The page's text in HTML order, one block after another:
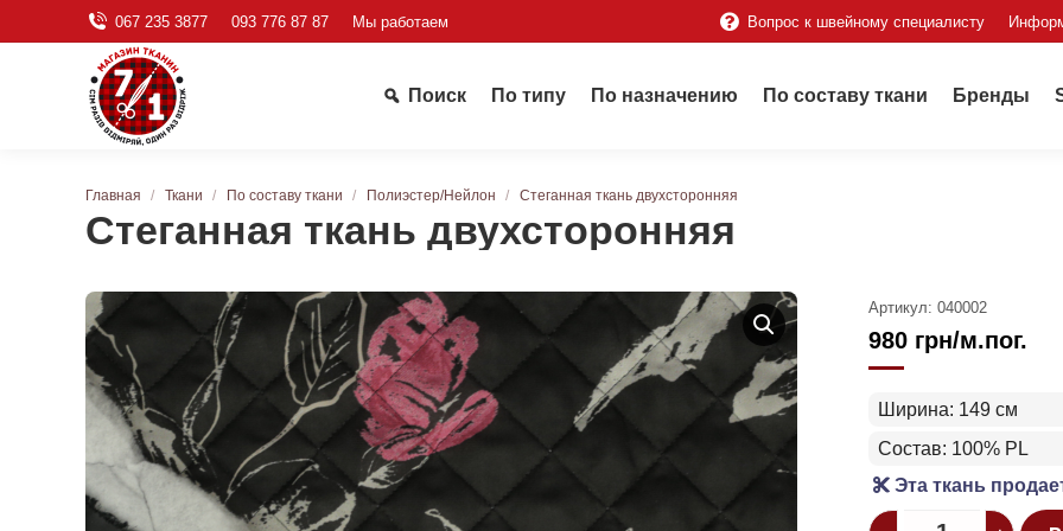
067 235 3877 093 776 87 87 Мы работаем Вопрос к швейному специалисту
Поиск По типу По назначению По составу ткани Бренды
Стеганная ткань двухсторонняя
Вы здесь:
Главная Ткани По составу ткани Полиэстер/Нейлон Стеганная ткань двухсторонняя
Артикул: 040002
980 грн/м.пог.
Ширина: 149 см
Состав: 100% PL
Эта ткань
Quantity